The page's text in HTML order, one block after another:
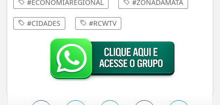
#ECONOMIAREGIONAL #ZONADAMATA
#CIDADES #RCWTV